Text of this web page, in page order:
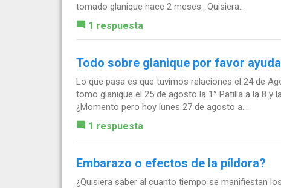
tomado glanique hace 2 meses.. Quisiera...
1 respuesta
Todo sobre glanique por favor
Lo que pasa es que tuvimos relaciones el 24 de
tomo glanique el 25 de agosto la 1° Patilla a la 8 y
¿Momento pero hoy lunes 27 de agosto a...
1 respuesta
Embarazo o efectos de la píldora?
¿Quisiera saber al cuanto tiempo se manifiestan